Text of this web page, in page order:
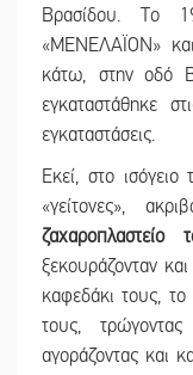
Βρασίδου. Το
«ΜΕΝΕΛΑΪΟΝ»
κάτω, στην οδό
εγκαταστάθηκε
εγκαταστάσεις.
Εκεί, στο
«γείτονες»,
ξεκουράζονταν
καφεδάκι τους, το
τους,
αγοράζοντας και